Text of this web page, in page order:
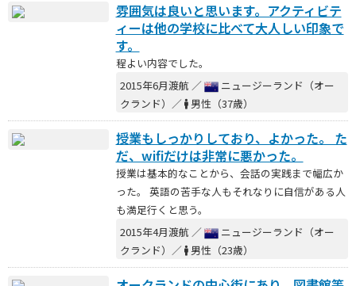
雰囲気は良いと思います。アクティビテ
ィーは他の学校に比べて大人しい印象で
す。
程よい内容でした。
2015年6月渡航 ／
ニュージーランド（オー
クランド）／ 男性（37歳）
授業もしっかりしており、よかった。 た
だ、wifiだけは非常に悪かった。
授業は基本的なことから、会話の実践まで幅広か
った。 英語の苦手な人もそれなりに自信がある人
も満足行くと思う。
2015年4月渡航 ／
ニュージーランド（オー
クランド）／ 男性（23歳）